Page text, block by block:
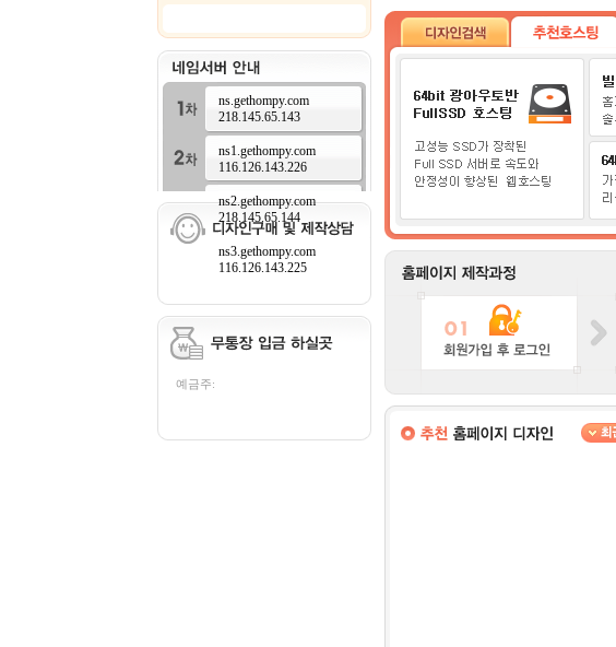
ns.gethompy.com
218.145.65.143
ns1.gethompy.com
116.126.143.226
ns2.gethompy.com
218.145.65.144
ns3.gethompy.com
116.126.143.225
예금주: